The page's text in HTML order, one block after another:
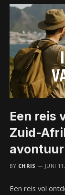
Een reis
Zuid-
avontuur
BY CHRIS JUNI
Een reis vol